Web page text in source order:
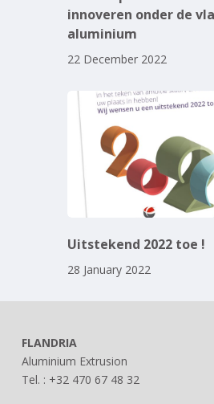
innoveren onder de
aluminium
22 December 2022
Uitstekend 2022 toe !
28 January 2022
FLANDRIA
Aluminium Extrusion
Tel. : +32 470 67 48 32